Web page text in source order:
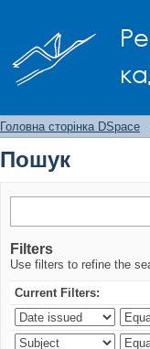
Головна сторінка DSpace
Пошук
Filters
Use filters to refine the
Current Filters: